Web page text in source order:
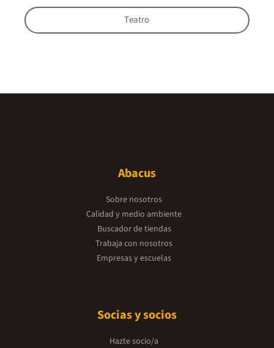
Teatro
Abacus
Sobre nosotros
Calidad y medio ambiente
Buscador de tiendas
Trabaja con nosotros
Empresas y escuelas
Socias y socios
Hazte socio/a